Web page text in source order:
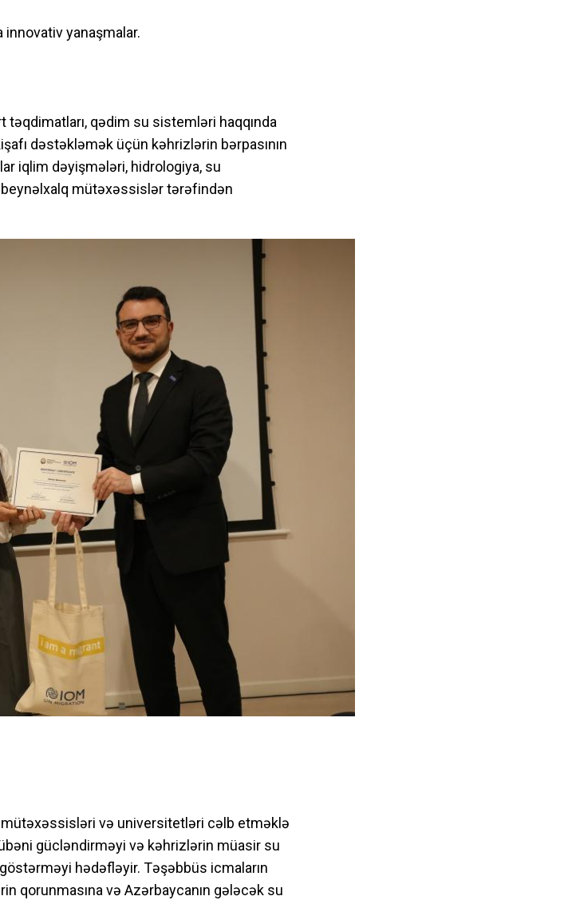
yanaşmalar.
təqdimatları, qədim su sistemləri haqqında
dəstəkləmək üçün kəhrizlərin bərpasının
iqlim dəyişmələri, hidrologiya, su
mütəxəssislər tərəfindən
və universitetləri cəlb etməklə
gücləndirməyi və kəhrizlərin müasir su
hədəfləyir. Təşəbbüs icmaların
qorunmasına və Azərbaycanın gələcək su